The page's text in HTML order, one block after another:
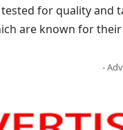
for quality and
are known for
-